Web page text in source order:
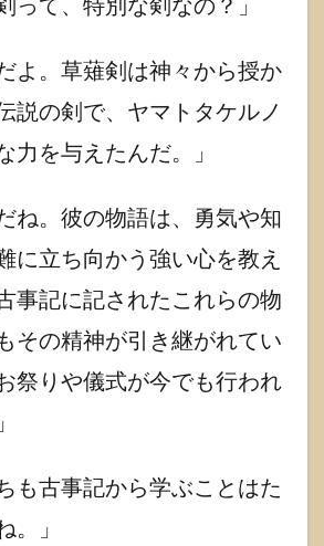
よ。草薙剣は神々から授か
説の剣で、ヤマトタケルノ
力を与えたんだ。」
ね。彼の物語は、勇気や知
に立ち向かう強い心を教え
事記に記されたこれらの物
その精神が引き継がれてい
祭りや儀式が今でも行われ
も古事記から学ぶことはた
。」